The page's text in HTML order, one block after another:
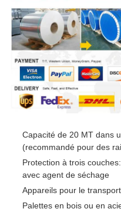
Capacité de 20 MT dans
(recommandé pour des
Protection à trois
avec agent de séchage
Appareils pour le
Palettes en bois ou en